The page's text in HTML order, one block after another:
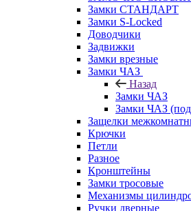
Замки СТАНДАРТ
Замки S-Locked
Доводчики
Задвижки
Замки врезные
Замки ЧАЗ
Назад
Замки ЧАЗ
Замки ЧАЗ (под
Защелки
Крючки
Петли
Разное
Кронштейны
Замки тросовые
Механизмы
Ручки дверные